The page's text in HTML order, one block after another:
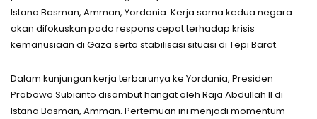
Istana Basman, Amman, Yordania. Kerja sama kedua negara
akan difokuskan pada respons cepat terhadap krisis
kemanusiaan di Gaza serta stabilisasi situasi di Tepi Barat.
Dalam kunjungan kerja terbarunya ke Yordania, Presiden
Prabowo Subianto disambut hangat oleh Raja Abdullah II di
Istana Basman, Amman. Pertemuan ini menjadi momentum